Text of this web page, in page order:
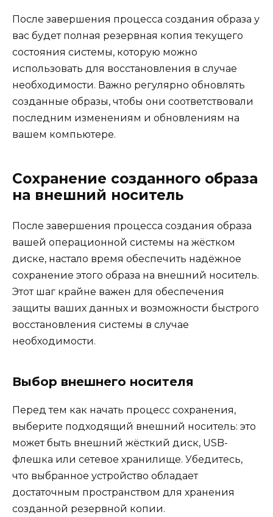
После завершения процесса создания образа у
вас будет полная резервная копия текущего
состояния системы, которую можно
использовать для восстановления в случае
необходимости. Важно регулярно обновлять
созданные образы, чтобы они соответствовали
последним изменениям и обновлениям на
вашем компьютере.
Сохранение созданного образа
на внешний носитель
После завершения процесса создания образа
вашей операционной системы на жёстком
диске, настало время обеспечить надёжное
сохранение этого образа на внешний носитель.
Этот шаг крайне важен для обеспечения
защиты ваших данных и возможности быстрого
восстановления системы в случае
необходимости.
Выбор внешнего носителя
Перед тем как начать процесс сохранения,
выберите подходящий внешний носитель: это
может быть внешний жёсткий диск, USB-
флешка или сетевое хранилище. Убедитесь,
что выбранное устройство обладает
достаточным пространством для хранения
созданной резервной копии.